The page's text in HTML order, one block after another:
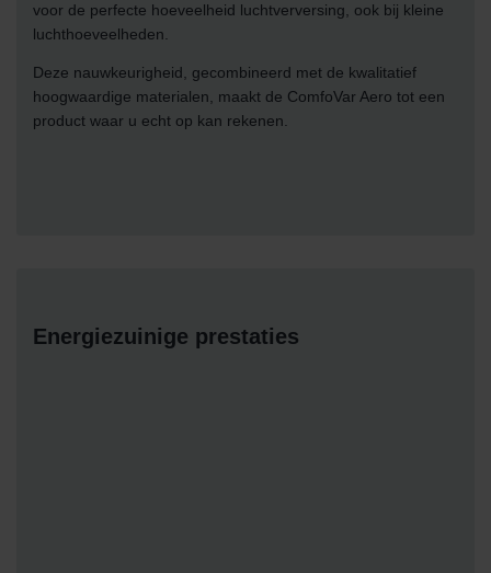
voor de perfecte hoeveelheid luchtverversing, ook bij kleine
luchthoeveelheden.
Deze nauwkeurigheid, gecombineerd met de kwalitatief
hoogwaardige materialen, maakt de ComfoVar Aero tot een
product waar u echt op kan rekenen.
Energiezuinige prestaties